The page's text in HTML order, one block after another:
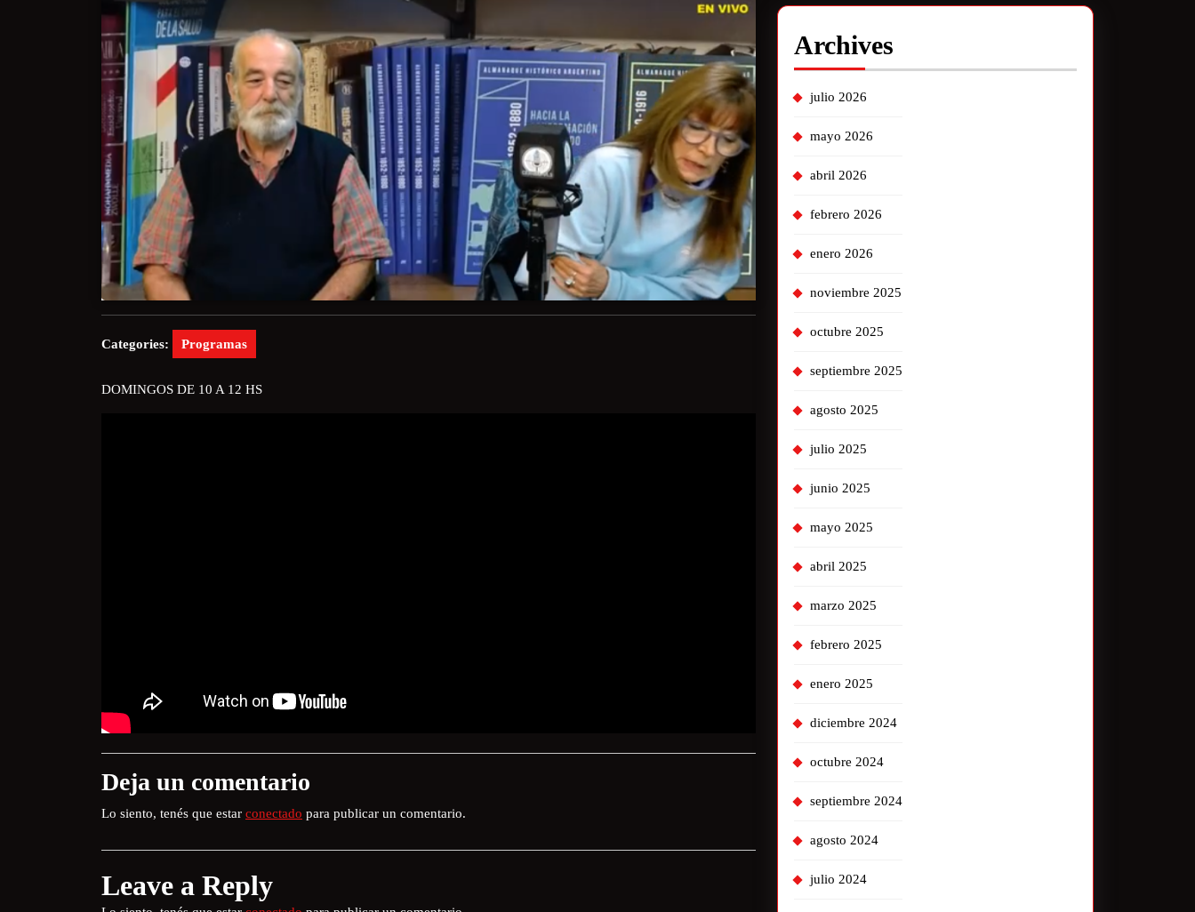
Categories: Programas
DOMINGOS DE 10 A 12 HS
Deja un comentario
Lo siento, tenés que estar conectado para publicar un comentario.
Leave a Reply
Archives
julio 2026
mayo 2026
abril 2026
febrero 2026
enero 2026
noviembre 2025
octubre 2025
septiembre 2025
agosto 2025
julio 2025
junio 2025
mayo 2025
abril 2025
marzo 2025
febrero 2025
enero 2025
diciembre 2024
octubre 2024
septiembre 2024
agosto 2024
julio 2024